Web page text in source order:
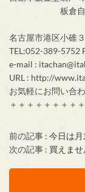
板倉自
代表
名古屋市港区小碓
TEL:052-389-5752
e-mail :
URL : http://
お気軽にお問い合
＋＋＋＋＋＋＋＋
前の記事 : 今日は月
次の記事 : 買えま